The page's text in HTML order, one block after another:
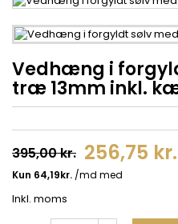
Vedhæng i
træ 13mm inkl.
395,00 kr. 256,75 kr.
Inkl. moms